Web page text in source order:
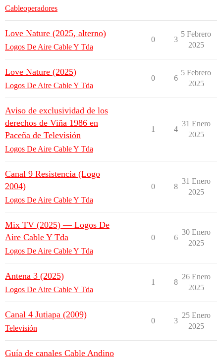
Cableoperadores
Love Nature (2025, alterno)
Logos De Aire Cable Y Tda
0 3
5 Febrero
2025
Love Nature (2025)
Logos De Aire Cable Y Tda
0 6
5 Febrero
2025
Aviso de exclusividad de los
derechos de Viña 1986 en
Paceña de Televisión
Logos De Aire Cable Y Tda
1 4
31 Enero
2025
Canal 9 Resistencia (Logo
2004)
Logos De Aire Cable Y Tda
0 8
31 Enero
2025
Mix TV (2025) — Logos De
Aire Cable Y Tda
Logos De Aire Cable Y Tda
0 6
30 Enero
2025
Antena 3 (2025)
Logos De Aire Cable Y Tda
1 8
26 Enero
2025
Canal 4 Jutiapa (2009)
Televisión
0 3
25 Enero
2025
Guía de canales Cable Andino